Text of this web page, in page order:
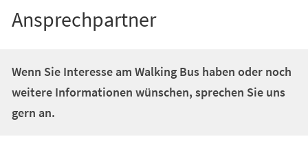
Ansprechpartner
Wenn Sie Interesse am Walking Bus haben oder noch
weitere Informationen wünschen, sprechen Sie uns
gern an.